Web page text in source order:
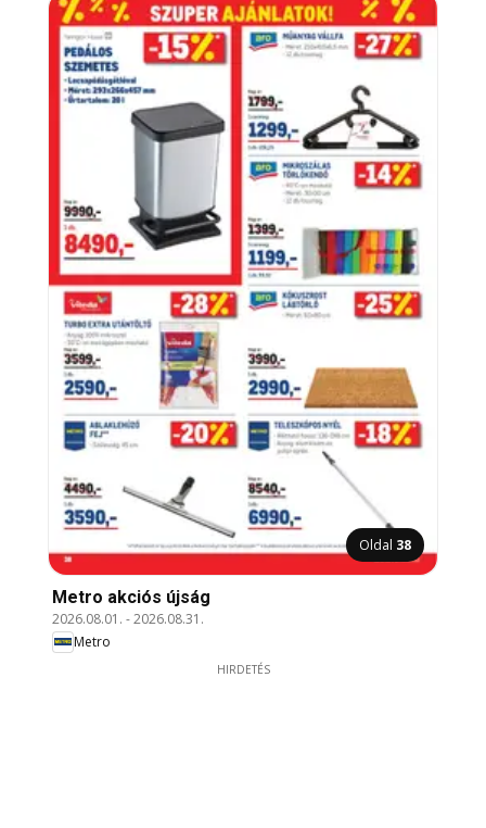
Oldal 38
Metro akciós újság
2026.08.01. -2026.08.31.
Metro
HIRDETÉS